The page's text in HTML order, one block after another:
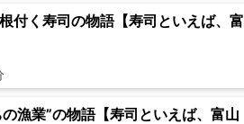
付く寿司の物語【寿司といえば、富
漁業”の物語【寿司といえば、富山